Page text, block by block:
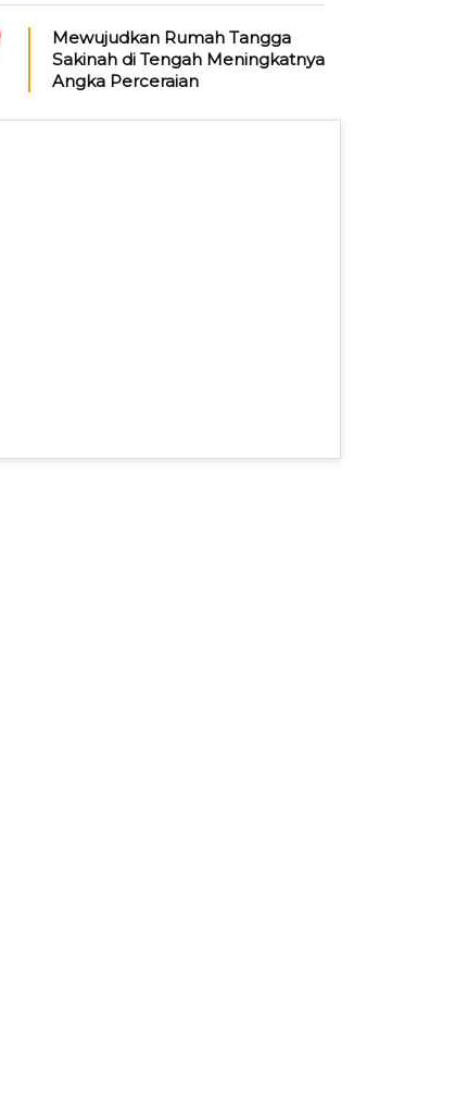
Mewujudkan Rumah Tangga
Sakinah di Tengah Meningkatnya
Angka Perceraian